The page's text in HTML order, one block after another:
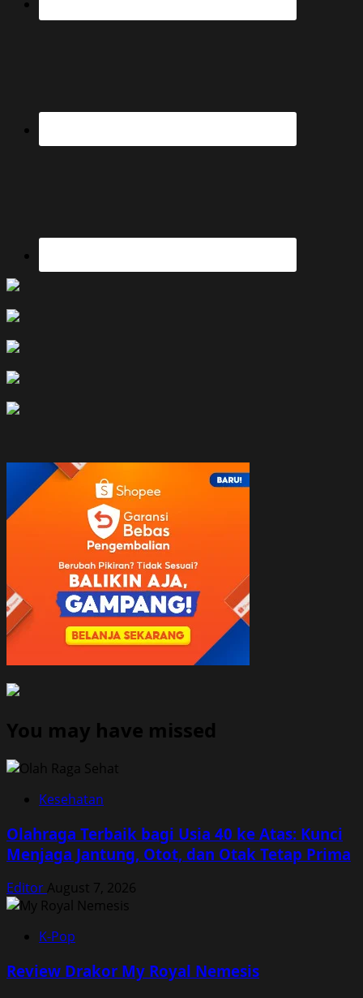
You may have missed
Kesehatan
Olahraga Terbaik bagi Usia 40 ke Atas: Kunci
Menjaga Jantung, Otot, dan Otak Tetap Prima
Editor August 7, 2026
K-Pop
Review Drakor My Royal Nemesis